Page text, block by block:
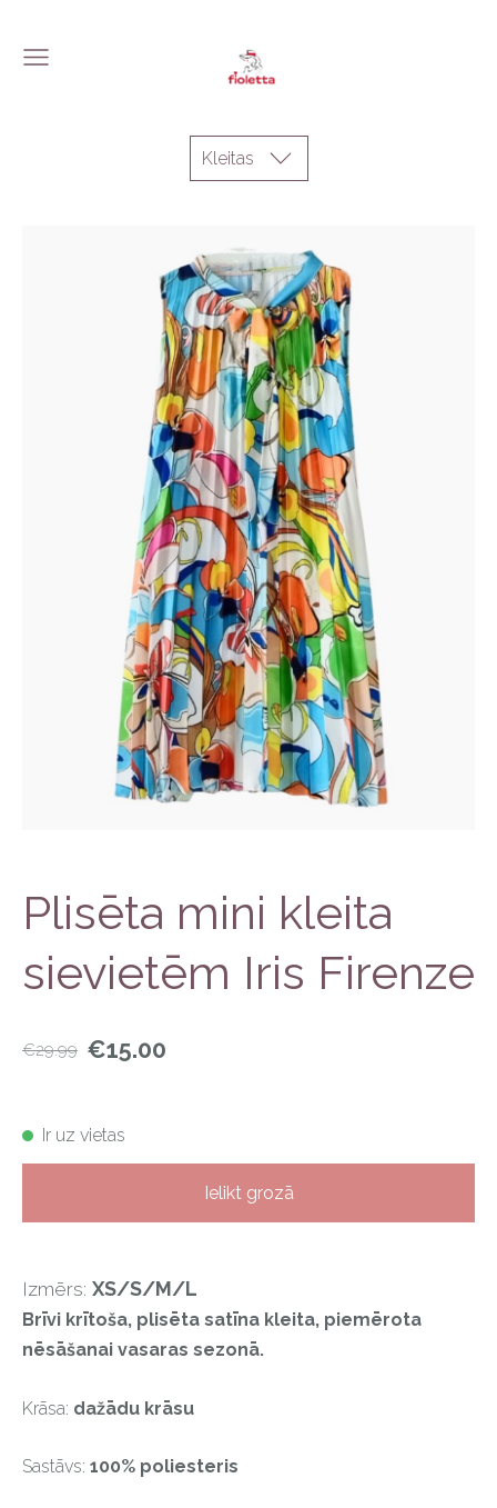
Kleitas
Plisēta mini kleita
sievietēm Iris Firenze
€29.99 €15.00
Ir uz vietas
Ielikt grozā
Izmērs: XS/S/M/L
Brīvi krītoša, plisēta satīna kleita, piemērota
nēsāšanai vasaras sezonā.
Krāsa: dažādu krāsu
Sastāvs: 100% poliesteris